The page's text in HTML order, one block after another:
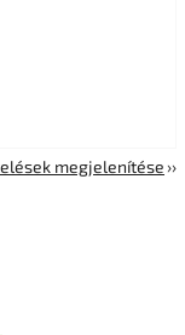
megjelenítése